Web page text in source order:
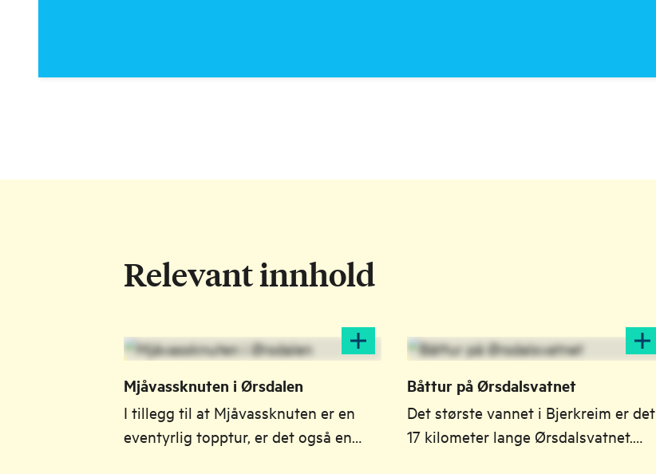
Relevant innhold
Mjåvassknuten i Ørsdalen
I tillegg til at Mjåvassknuten er en
eventyrlig topptur, er det også en
Båttur på Ørsdalsvatnet
Det største vannet i Bjerkreim er det
17 kilometer lange Ørsdalsvatnet.